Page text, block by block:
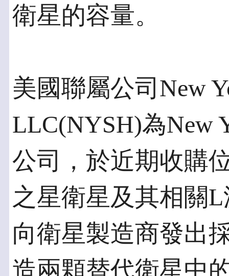
衛星的容量。
美國聯屬公司New
LLC(NYSH)為New
公司，於近期收購
之星衛星及其相關
向衛星製造商發出
造兩顆替代衛星中